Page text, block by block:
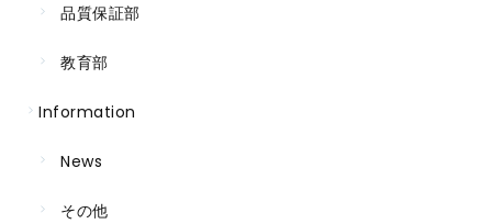
品質保証部
教育部
Information
News
その他